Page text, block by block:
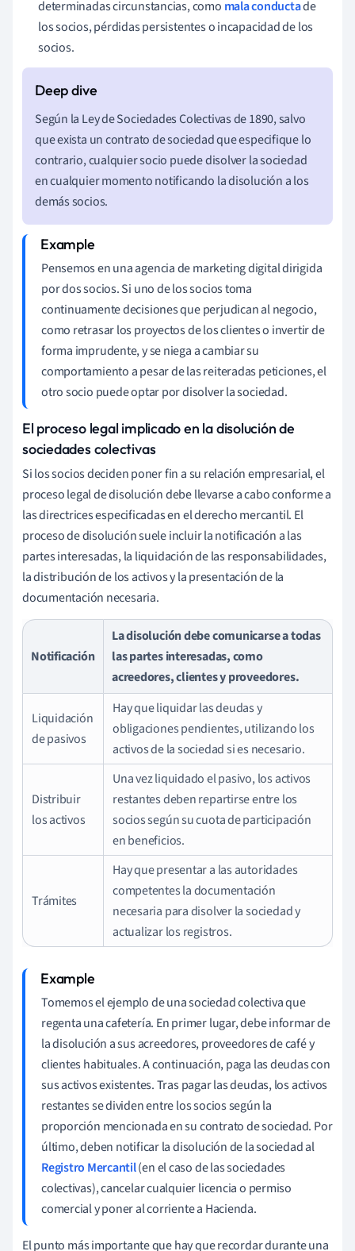
determinadas circunstancias, como mala conductade
los socios, pérdidas persistentes o incapacidad de los
socios.
Según la Ley de Sociedades Colectivas de 1890, salvo
que exista un contrato de sociedad que especifique lo
contrario, cualquier socio puede disolver la sociedad
en cualquier momento notificando la disolución a los
demás socios.
Pensemos en una agencia de marketing digital dirigida
por dos socios. Si uno de los socios toma
continuamente decisiones que perjudican al negocio,
como retrasar los proyectos de los clientes o invertir de
forma imprudente, y se niega a cambiar su
comportamiento a pesar de las reiteradas peticiones, el
otro socio puede optar por disolver la sociedad.
El proceso legal implicado en la disolución de
sociedades colectivas
Si los socios deciden poner fin a su relación empresarial, el
proceso legal de disolución debe llevarse a cabo conforme a
las directrices especificadas en el derecho mercantil. El
proceso de disolución suele incluir la notificación a las
partes interesadas, la liquidación de las responsabilidades,
la distribución de los activos y la presentación de la
documentación necesaria.
Notificación
La disolución debe comunicarse a todas
las partes interesadas, como
acreedores, clientes y proveedores.
Liquidación
de pasivos
Hay que liquidar las deudas y
obligaciones pendientes, utilizando los
activos de la sociedad si es necesario.
Distribuir
los activos
Una vez liquidado el pasivo, los activos
restantes deben repartirse entre los
socios según su cuota de participación
en beneficios.
Trámites
Hay que presentar a las autoridades
competentes la documentación
necesaria para disolver la sociedad y
actualizar los registros.
Tomemos el ejemplo de una sociedad colectiva que
regenta una cafetería. En primer lugar, debe informar de
la disolución a sus acreedores, proveedores de café y
clientes habituales. A continuación, paga las deudas con
sus activos existentes. Tras pagar las deudas, los activos
restantes se dividen entre los socios según la
proporción mencionada en su contrato de sociedad. Por
último, deben notificar la disolución de la sociedad al
Registro Mercantil(en el caso de las sociedades
colectivas), cancelar cualquier licencia o permiso
comercial y poner al corriente a Hacienda.
El punto más importante que hay que recordar durante una